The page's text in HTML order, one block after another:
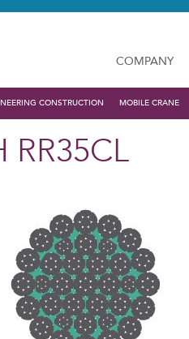
COMPANY
CONSTRUCTION MOBILE CRANE
RR35CL